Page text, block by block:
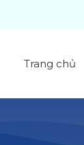
Trang chủ